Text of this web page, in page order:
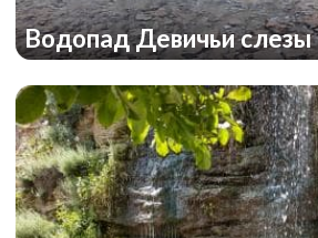
Водопад Девичьи слезы